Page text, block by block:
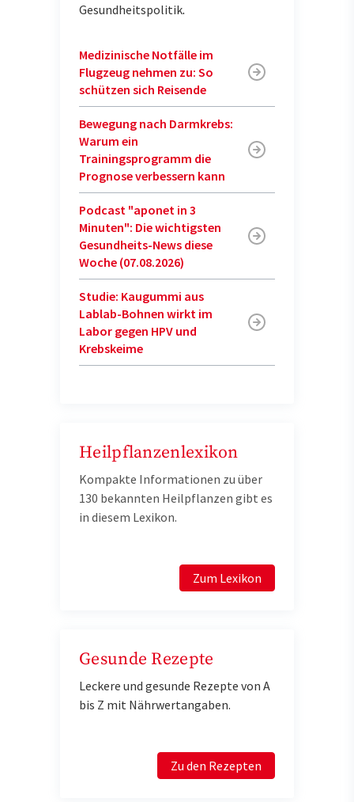
Gesundheitspolitik.
Medizinische Notfälle im
Flugzeug nehmen zu: So
schützen sich Reisende
Bewegung nach Darmkrebs:
Warum ein
Trainingsprogramm die
Prognose verbessern kann
Podcast "aponet in 3
Minuten": Die wichtigsten
Gesundheits-News diese
Woche (07.08.2026)
Studie: Kaugummi aus
Lablab-Bohnen wirkt im
Labor gegen HPV und
Krebskeime
Heilpflanzenlexikon
Kompakte Informationen zu über
130 bekannten Heilpflanzen gibt es
in diesem Lexikon.
Zum Lexikon
Gesunde Rezepte
Leckere und gesunde Rezepte von A
bis Z mit Nährwertangaben.
Zu den Rezepten